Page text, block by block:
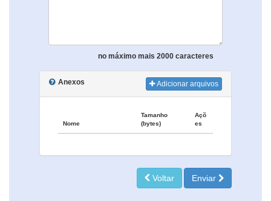
no máximo mais 2000 caracteres
Anexos Adicionar arquivos
Nome
Tamanho
(bytes)
Açõ
es
Voltar Enviar